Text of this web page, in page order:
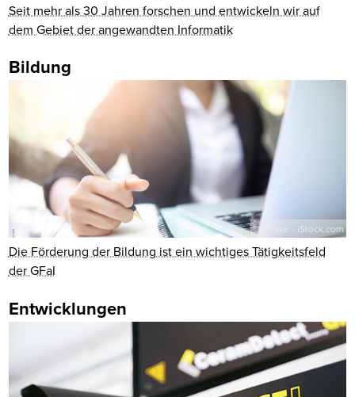
Seit mehr als 30 Jahren forschen und entwickeln wir auf
dem Gebiet der angewandten Informatik
Bildung
© iBrave - iStock.com
Die Förderung der Bildung ist ein wichtiges Tätigkeitsfeld
der GFaI
Entwicklungen